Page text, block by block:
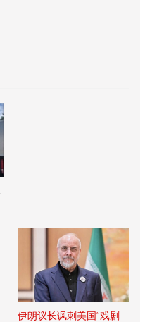
伊朗议长讽刺美国“戏剧